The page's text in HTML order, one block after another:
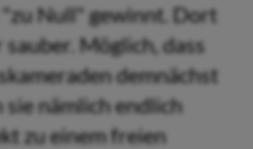
Null" gewinnt. Dort
Möglich, dass
demnächst
sie nämlich endlich
zu einem freien